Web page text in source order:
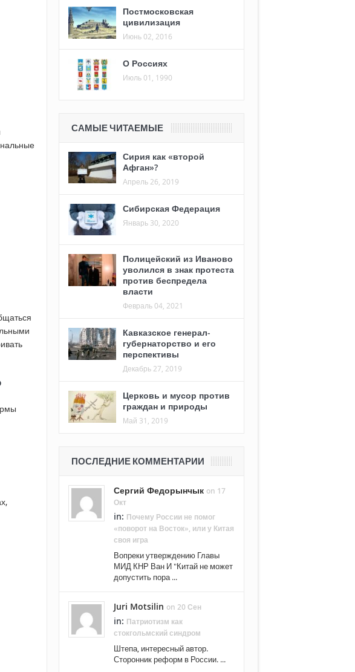
Постмосковская
цивилизация
Июнь 02, 2016
О Россиях
Июль 01, 1990
САМЫЕ ЧИТАЕМЫЕ
Сирия как «второй
Афган»?
Апрель 26, 2019
Сибирская Федерация
Январь 30, 2020
Полицейский из Иваново
уволился в знак протеста
против беспредела
власти
Февраль 04, 2021
Кавказское генерал-
губернаторство и его
перспективы
Декабрь 27, 2019
Церковь и мусор против
граждан и природы
Май 31, 2019
ПОСЛЕДНИЕ КОММЕНТАРИИ
Сергий Федорынчык on 17
Окт
in: Почему России не помог
«поворот на Восток», или у Китая
своя игра
Вопреки утверждению Главы
МИД КНР Ван И "Китай не может
допустить пора ...
Juri Motsilin on 20 Сен
in: Патриотизм как
стокгольмский синдром
Штепа, интересный автор.
Сторонник реформ в России. ...